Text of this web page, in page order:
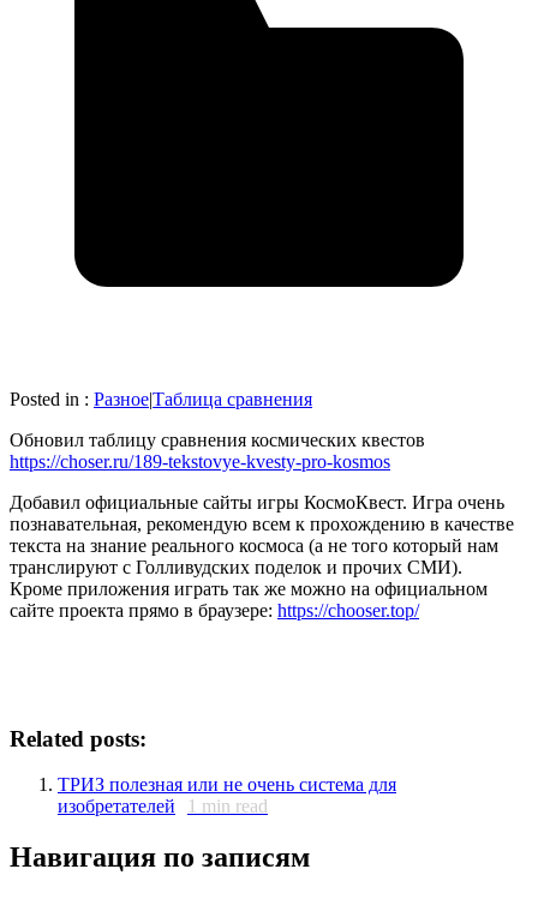
Posted in : Разное|Таблица сравнения
Обновил таблицу сравнения космических квестов
https://choser.ru/189-tekstovye-kvesty-pro-kosmos
Добавил официальные сайты игры КосмоКвест. Игра очень
познавательная, рекомендую всем к прохождению в качестве
текста на знание реального космоса (а не того который нам
транслируют с Голливудских поделок и прочих СМИ).
Кроме приложения играть так же можно на официальном
сайте проекта прямо в браузере: https://chooser.top/
Related posts:
ТРИЗ полезная или не очень система для
изобретателей
1 min read
Навигация по записям